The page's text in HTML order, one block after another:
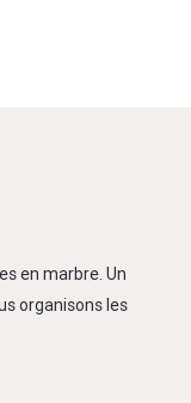
en marbre. Un
organisons les